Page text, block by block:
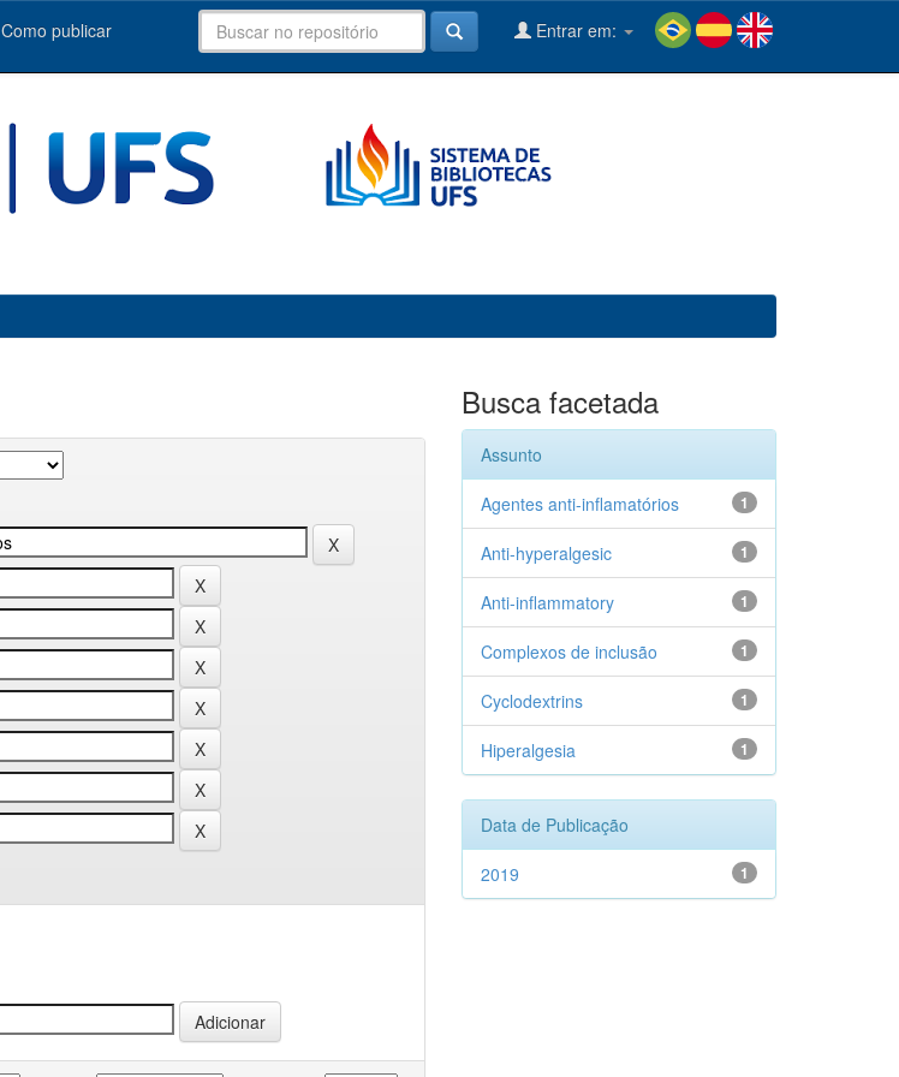
Como publicar Entrar em:
Busca facetada
Assunto
1
Agentes anti-inflamatórios
1
Anti-hyperalgesic
1
Anti-inflammatory
1
Complexos de inclusão
1
Cyclodextrins
1
Hiperalgesia
Data de Publicação
1
2019